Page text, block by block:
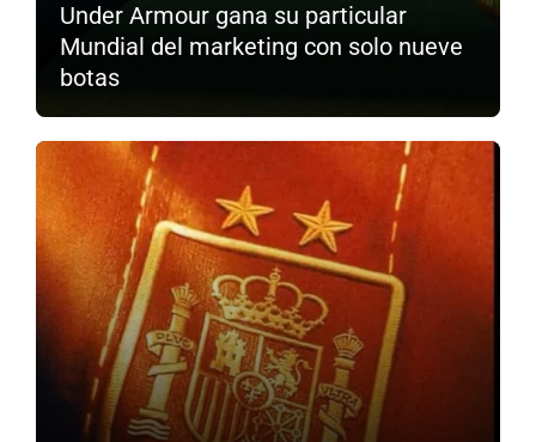
Under Armour gana su particular
Mundial del marketing con solo nueve
botas